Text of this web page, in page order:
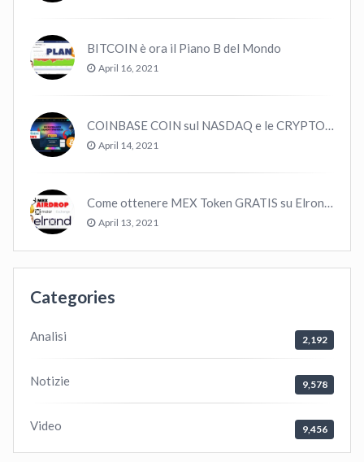
BITCOIN è ora il Piano B del Mondo
April 16, 2021
April 14, 2021
April 13, 2021
Categories
Analisi 2,192
Notizie 9,578
Video 9,456